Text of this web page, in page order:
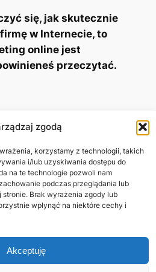
zgodą
korzystamy z technologii, takich
i/lub uzyskiwania dostępu do
na te technologie pozwoli nam
podczas przeglądania lub
Brak wyrażenia zgody lub
wpłynąć na niektóre cechy i
Akceptuję
się, jak skutecznie
w Internecie, to
online jest
przeczytać.
Prywatność i regulamin
Polityka cookie